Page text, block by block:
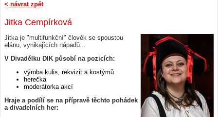
< návrat zpět
Jitka Cempírková
Jitka je "multifunkční" člověk se spoustou
elánu, vynikajících nápadů...
V Divadélku DIK působí na pozicích:
výroba kulis, rekvizit a kostýmů
herečka
moderátorka akcí
Hraje a podílí se na přípravě těchto pohádek
a divadelních her: